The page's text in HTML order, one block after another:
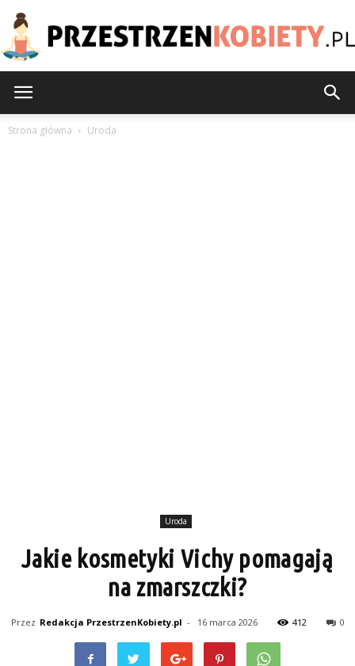
Strona główna Uroda
Uroda
Jakie kosmetyki Vichy pomagają
na zmarszczki?
Przez Redakcja PrzestrzenKobiety.pl - 16 marca 2026 412 0